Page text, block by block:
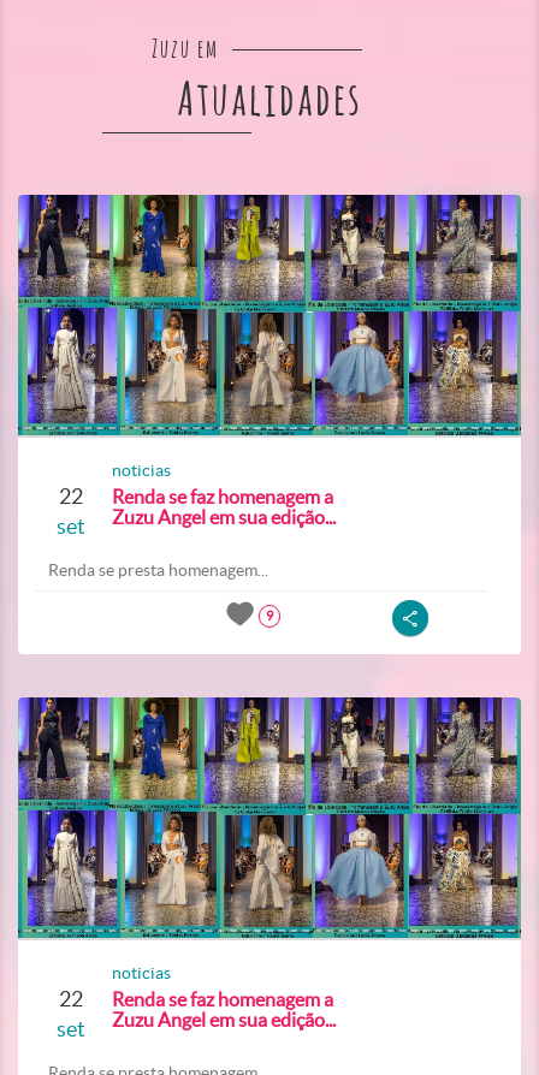
Zuzu em
Atualidades
22
set
noticias
Renda se faz homenagem a
Zuzu Angel em sua edição...
Renda se presta homenagem...
9
22
set
noticias
Renda se faz homenagem a
Zuzu Angel em sua edição...